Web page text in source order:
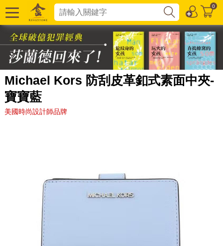
0
Michael Kors 防刮皮革釦式素面中夾-
寶寶藍
美國時尚設計師品牌